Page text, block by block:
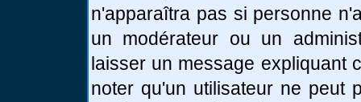
n'apparaîtra pas si personne
un modérateur ou un
laisser un message expliquant
noter qu'un utilisateur ne peut